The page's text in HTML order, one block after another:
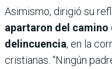
Asimismo, dirigió su
apartaron del camino
delincuencia, en la
cristianas. “Ningún